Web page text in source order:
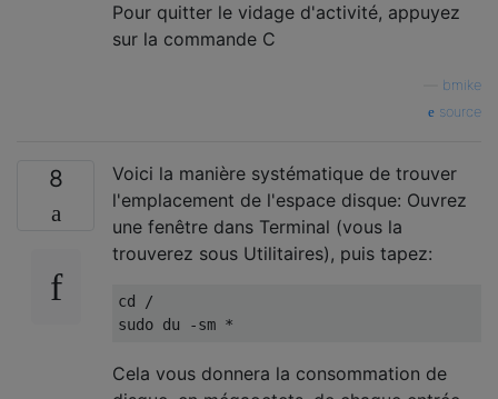
Pour quitter le vidage d'activité, appuyez
sur la commande C
bmike
source
8
Voici la manière systématique de trouver
l'emplacement de l'espace disque: Ouvrez
une fenêtre dans Terminal (vous la
trouverez sous Utilitaires), puis tapez:
cd /
Cela vous donnera la consommation de